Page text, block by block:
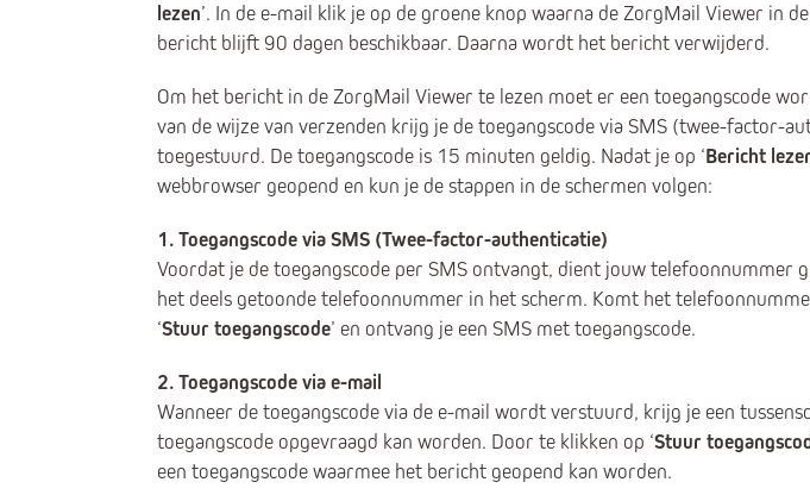
lezen’. In de e-mail klik je op de groene knop waarna de ZorgMail Viewer in
bericht blijft 90 dagen beschikbaar. Daarna wordt het bericht verwijderd.
Om het bericht in de ZorgMail Viewer te lezen moet er een toegangscode
van de wijze van verzenden krijg je de toegangscode via SMS (twee-factor-
toegestuurd. De toegangscode is 15 minuten geldig. Nadat je op ‘Bericht
webbrowser geopend en kun je de stappen in de schermen volgen:
1. Toegangscode via SMS (Twee-factor-authenticatie)
Voordat je de toegangscode per SMS ontvangt, dient jouw telefoonnummer
het deels getoonde telefoonnummer in het scherm. Komt het
‘Stuur toegangscode’ en ontvang je een SMS met toegangscode.
2. Toegangscode via e-mail
Wanneer de toegangscode via de e-mail wordt verstuurd, krijg je een
toegangscode opgevraagd kan worden. Door te klikken op ‘Stuur
een toegangscode waarmee het bericht geopend kan worden.